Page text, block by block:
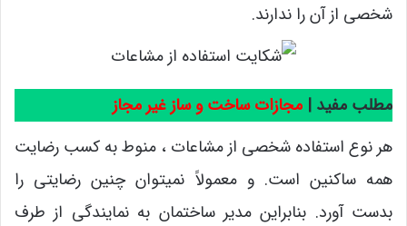
شخصی از آن را ندارند.
مطلب مفید | مجازات ساخت و ساز غیر مجاز
هر نوع استفاده شخصی از مشاعات ، منوط به کسب رضایت
همه ساکنین است. و معمولاً نمیتوان چنین رضایتی را
بدست آورد. بنابراین مدیر ساختمان به نمایندگی از طرف